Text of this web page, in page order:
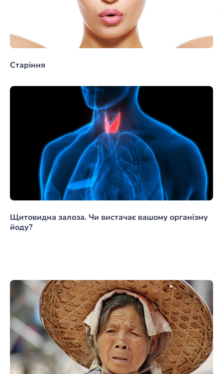
Старіння
Щитовидна залоза. Чи вистачає вашому організму
йоду?